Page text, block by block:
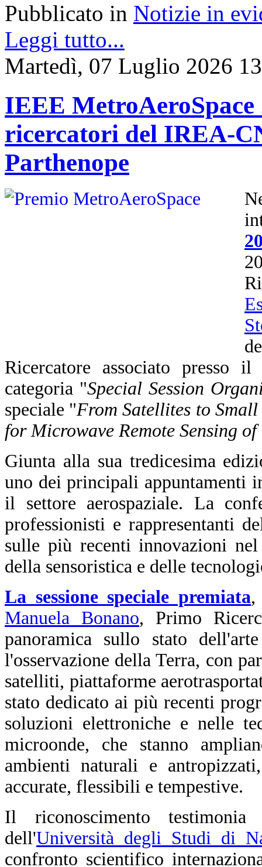
Pubblicato in Notizie in
Leggi tutto...
Martedì, 07 Luglio 2026
IEEE
ricercatori del IREA-
Parthenope
Ricercatore associato presso
categoria "Special Session
speciale "From Satellites to
for Microwave Remote Sensing
Giunta alla sua tredicesima
uno dei principali appuntamenti
il settore aerospaziale. La
professionisti e rappresentanti
sulle più recenti innovazioni
della sensoristica e delle
La sessione speciale premiata,
Manuela Bonano, Primo
panoramica sullo stato
l'osservazione della Terra, con
satelliti, piattaforme
stato dedicato ai più recenti
soluzioni elettroniche e nelle
microonde, che stanno
ambienti naturali e
accurate, flessibili e tempestive.
Il riconoscimento
dell'Università degli Studi di
confronto scientifico